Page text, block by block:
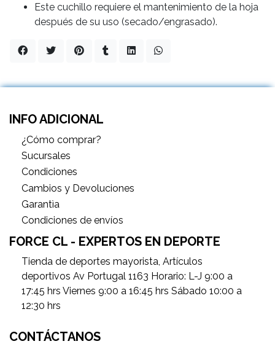
Este cuchillo requiere el mantenimiento de la hoja
después de su uso (secado/engrasado).
INFO ADICIONAL
¿Cómo comprar?
Sucursales
Condiciones
Cambios y Devoluciones
Garantìa
Condiciones de envíos
FORCE CL - EXPERTOS EN DEPORTE
Tienda de deportes mayorista, Artículos
deportivos Av Portugal 1163 Horario: L-J 9:00 a
17:45 hrs Viernes 9:00 a 16:45 hrs Sábado 10:00 a
12:30 hrs
CONTÁCTANOS